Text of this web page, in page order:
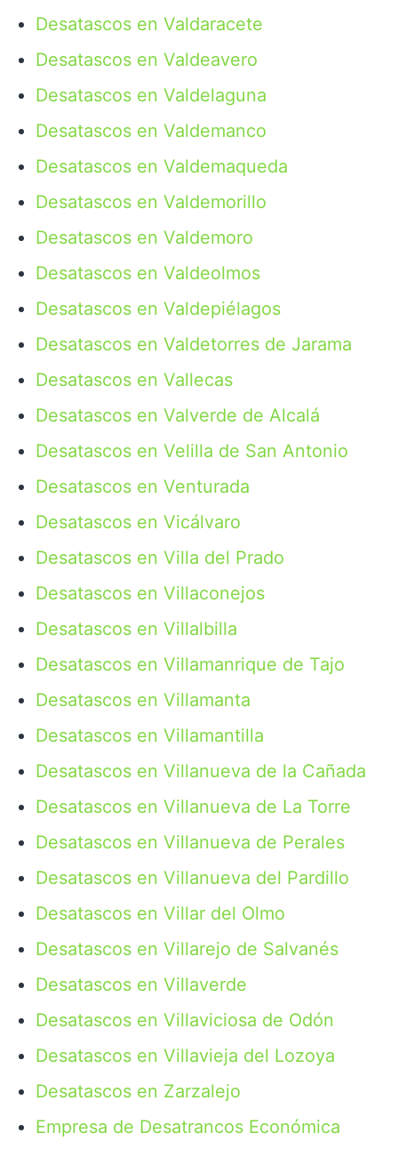
Desatascos en Valdaracete
Desatascos en Valdeavero
Desatascos en Valdelaguna
Desatascos en Valdemanco
Desatascos en Valdemaqueda
Desatascos en Valdemorillo
Desatascos en Valdemoro
Desatascos en Valdeolmos
Desatascos en Valdepiélagos
Desatascos en Valdetorres de Jarama
Desatascos en Vallecas
Desatascos en Valverde de Alcalá
Desatascos en Velilla de San Antonio
Desatascos en Venturada
Desatascos en Vicálvaro
Desatascos en Villa del Prado
Desatascos en Villaconejos
Desatascos en Villalbilla
Desatascos en Villamanrique de Tajo
Desatascos en Villamanta
Desatascos en Villamantilla
Desatascos en Villanueva de la Cañada
Desatascos en Villanueva de La Torre
Desatascos en Villanueva de Perales
Desatascos en Villanueva del Pardillo
Desatascos en Villar del Olmo
Desatascos en Villarejo de Salvanés
Desatascos en Villaverde
Desatascos en Villaviciosa de Odón
Desatascos en Villavieja del Lozoya
Desatascos en Zarzalejo
Empresa de Desatrancos Económica